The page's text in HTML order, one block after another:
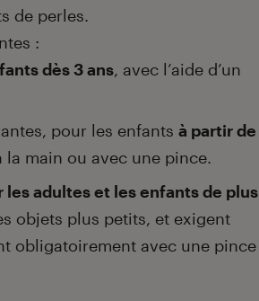
de perles.
:
dès 3 ans, avec l’aide d’un
pour les enfants à partir de
main ou avec une pince.
les adultes et les enfants de plus
objets plus petits, et exigent
obligatoirement avec une pince